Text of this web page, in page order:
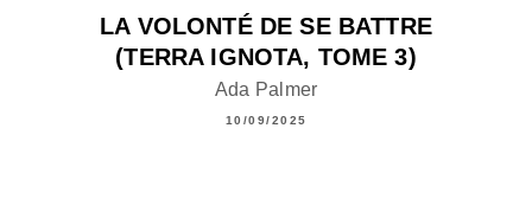
LA VOLONTÉ DE SE BATTRE
(TERRA IGNOTA, TOME 3)
Ada Palmer
10/09/2025